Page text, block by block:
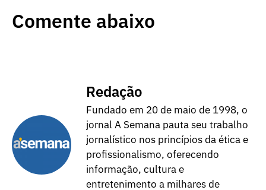
Comente abaixo
Redação
Fundado em 20 de maio de 1998, o
jornal A Semana pauta seu trabalho
jornalístico nos princípios da ética e
profissionalismo, oferecendo
informação, cultura e
entretenimento a milhares de